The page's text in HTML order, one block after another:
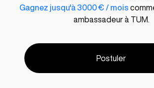
Gagnez jusqu'à 3000 € / mois
ambassadeur à TUM.
Postuler